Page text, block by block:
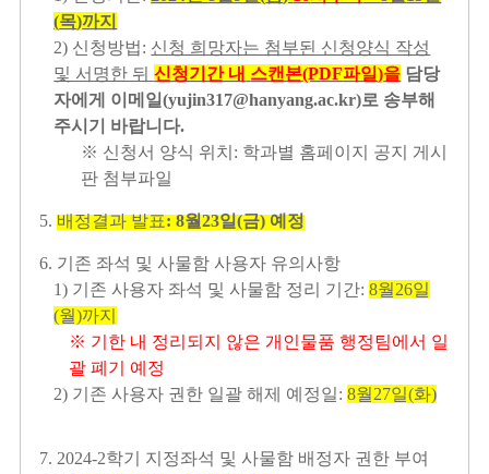
(목)까지
2) 신청방법: 신청 희망자는 첨부된 신청양식 작성
및 서명한 뒤신청기간 내 스캔본(PDF파일)을 담당
자에게 이메일(yujin317@hanyang.ac.kr)로 송부해
주시기 바랍니다.
※ 신청서 양식 위치 : 학과별 홈페이지 공지 게시
판 첨부파일
5. 배정결과 발표: 8월23일(금)예정
6. 기존 좌석 및 사물함 사용자 유의사항
1) 기존 사용자 좌석 및 사물함 정리 기간:8월26일
(월)까지
※ 기한 내 정리되지 않은 개인물품 행정팀에서 일
괄 폐기 예정
2) 기존 사용자 권한 일괄 해제 예정일:8월27일(화)
7. 2024-2학기 지정좌석 및 사물함 배정자 권한 부여